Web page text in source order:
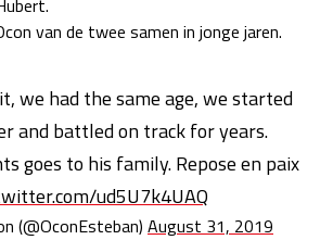
van de twee samen in jonge jaren.
we had the same age, we started
and battled on track for years.
goes to his family. Repose en paix
ud5U7k4UAQ
(@OconEsteban) August 31, 2019